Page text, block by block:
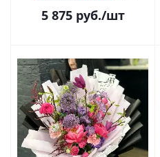
5 875руб./шт